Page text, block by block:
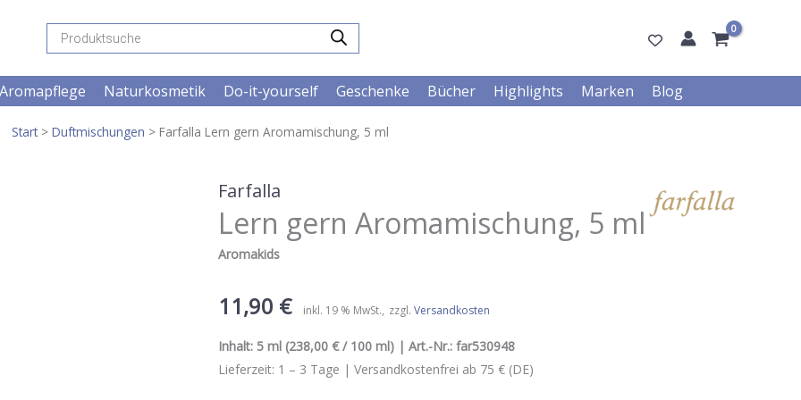
Products
search
Aromapflege Naturkosmetik Do-it-yourself Geschenke Bücher Highlights Marken Blog
Start > Duftmischungen > Farfalla Lern gern Aromamischung, 5 ml
Farfalla
Lern gern Aromamischung, 5 ml
Aromakids
11,90 € inkl. 19 % MwSt. zzgl. Versandkosten
Inhalt: 5 ml (238,00 € / 100 ml) | Art.-Nr.: far530948
Lieferzeit: 1 – 3 Tage | Versandkostenfrei ab 75 € (DE)